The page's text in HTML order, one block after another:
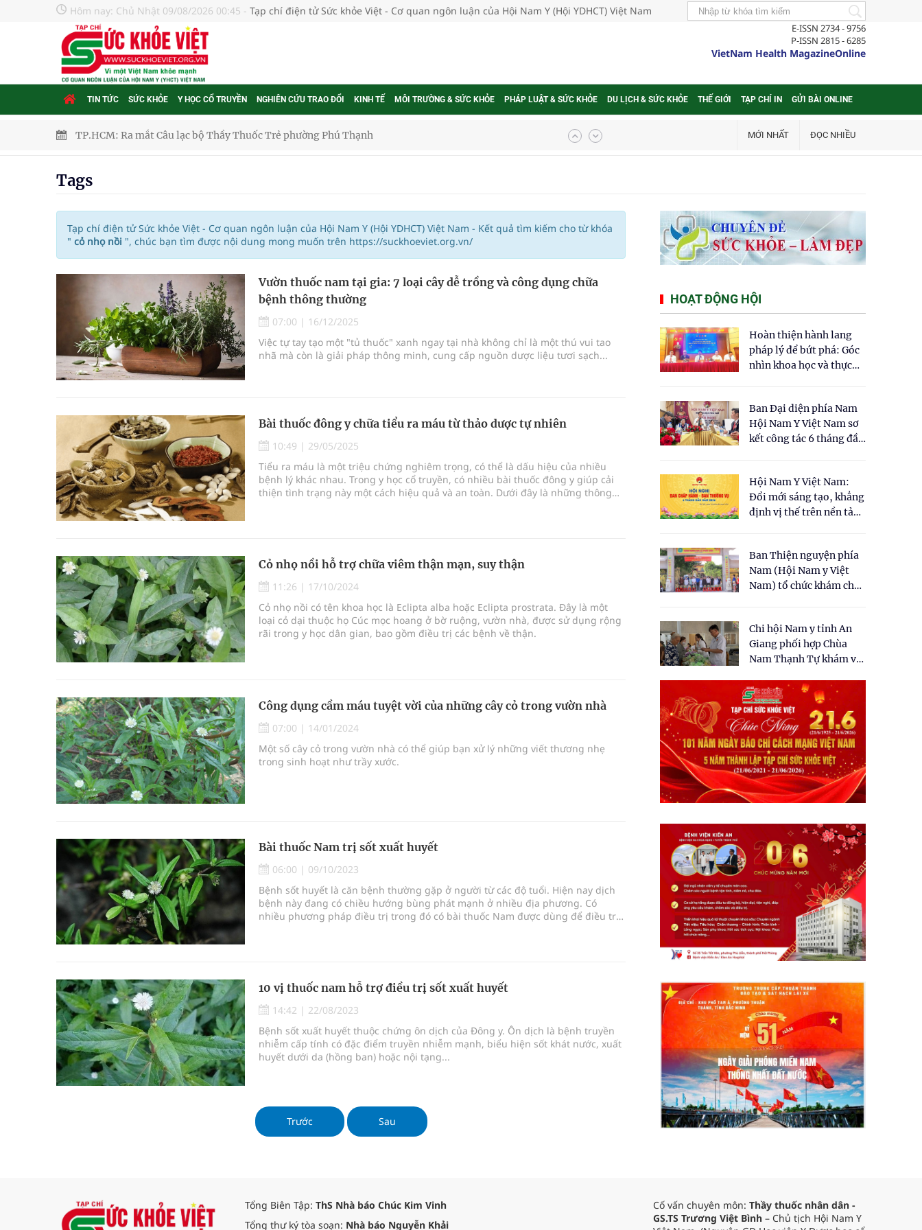
Hôm nay: Chủ Nhật 09/08/2026 00:45 - Tạp chí điện tử Sức khỏe Việt - Cơ quan ngôn luận của Hội Nam Y (Hội YDHCT) Việt Nam
E-ISSN 2734 - 9756
P-ISSN 2815 - 6285
VietNam Health MagazineOnline
TIN TỨC SỨC KHỎE Y HỌC CỔ TRUYỀN NGHIÊN CỨU TRAO ĐỔI KINH TẾ MÔI TRƯỜNG & SỨC KHỎE PHÁP LUẬT & SỨC KHỎE DU LỊCH & SỨC KHỎE THẾ GIỚI TẠP CHÍ IN GỬI BÀI ONLINE
TP.HCM: Ra mắt Câu lạc bộ Thầy Thuốc Trẻ phường Phú Thạnh
Giải pháp nâng cao thị lực thời hiện đại
Cách âm nhạc trị liệu được “đo ni đóng giày”
Dự báo thời tiết ngày 08/8/2026: Bắc Bộ nắng nóng, nhiệt độ cao nhất 35 độ
Đắk Lắk: Đẩy nhanh tiến độ khám sức khỏe định kỳ, khám sàng lọc cho người dân
Tổng hợp những cách trị thâm body nách, bẹn, mông cực hiệu quả
Tỷ lệ tật khúc xạ ở trẻ gia tăng: Khuyến nghị của chuyên gia
MỚI NHẤT ĐỌC NHIỀU
Tags
Tạp chí điện tử Sức khỏe Việt - Cơ quan ngôn luận của Hội Nam Y (Hội YDHCT) Việt Nam - Kết quả tìm kiếm cho từ khóa
" cỏ nhọ nồi ", chúc bạn tìm được nội dung mong muốn trên https://suckhoeviet.org.vn/
Vườn thuốc nam tại gia: 7 loại cây dễ trồng và công dụng chữa
bệnh thông thường
07:00 | 16/12/2025
Việc tự tay tạo một "tủ thuốc" xanh ngay tại nhà không chỉ là một thú vui tao
nhã mà còn là giải pháp thông minh, cung cấp nguồn dược liệu tươi sạch...
Bài thuốc đông y chữa tiểu ra máu từ thảo dược tự nhiên
10:49 | 29/05/2025
Tiểu ra máu là một triệu chứng nghiêm trọng, có thể là dấu hiệu của nhiều
bệnh lý khác nhau. Trong y học cổ truyền, có nhiều bài thuốc đông y giúp cải
thiện tình trạng này một cách hiệu quả và an toàn. Dưới đây là những thông
Cỏ nhọ nồi hỗ trợ chữa viêm thận mạn, suy thận
11:26 | 17/10/2024
Cỏ nhọ nồi có tên khoa học là Eclipta alba hoặc Eclipta prostrata. Đây là một
loại cỏ dại thuộc họ Cúc mọc hoang ở bờ ruộng, vườn nhà, được sử dụng rộng
rãi trong y học dân gian, bao gồm điều trị các bệnh về thận.
Công dụng cầm máu tuyệt vời của những cây cỏ trong vườn nhà
07:00 | 14/01/2024
Một số cây cỏ trong vườn nhà có thể giúp bạn xử lý những viết thương nhẹ
trong sinh hoạt như trầy xước.
Bài thuốc Nam trị sốt xuất huyết
06:00 | 09/10/2023
Bệnh sốt huyết là căn bệnh thường gặp ở người từ các độ tuổi. Hiện nay dịch
bệnh này đang có chiều hướng bùng phát mạnh ở nhiều địa phương. Có
nhiều phương pháp điều trị trong đó có bài thuốc Nam được dùng để điều trị
10 vị thuốc nam hỗ trợ điều trị sốt xuất huyết
14:42 | 22/08/2023
Bệnh sốt xuất huyết thuộc chứng ôn dịch của Đông y. Ôn dịch là bệnh truyền
nhiễm cấp tính có đặc điểm truyền nhiễm mạnh, biểu hiện sốt khát nước, xuất
huyết dưới da (hồng ban) hoặc nội tạng...
Trước Sau
HOẠT ĐỘNG HỘI
Hoàn thiện hành lang
pháp lý để bứt phá: Góc
nhìn khoa học và thực
cho Luật Y dược cổ
truyền Việt Nam"
Ban Đại diện phía Nam
Hội Nam Y Việt Nam sơ
kết công tác 6 tháng đầu
Hội Nam Y Việt Nam:
Đổi mới sáng tạo, khẳng
định vị thế trên nền tảng
Ban Thiện nguyện phía
Nam (Hội Nam y Việt
Nam) tổ chức khám chữa
dân tại xã Tân Tập
Chi hội Nam y tỉnh An
Giang phối hợp Chùa
Nam Thạnh Tự khám và
nhân dân
Tổng Biên Tập: ThS Nhà báo Chúc Kim Vinh
Tổng thư ký tòa soạn: Nhà báo Nguyễn Khải
Cố vấn chuyên môn: Thầy thuốc nhân dân -
GS.TS Trương Việt Bình – Chủ tịch Hội Nam Y